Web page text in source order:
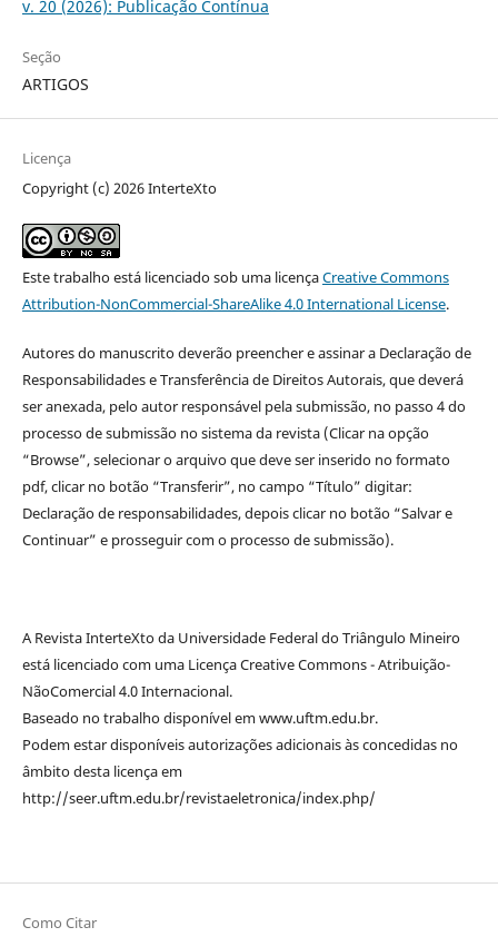
v. 20 (2026): Publicação Contínua
Seção
ARTIGOS
Licença
Copyright (c) 2026 InterteXto
Este trabalho está licenciado sob uma licençaCreative Commons
Attribution-NonCommercial-ShareAlike 4.0 International License.
Autores do manuscrito deverão preencher e assinar a Declaração de
Responsabilidades e Transferência de Direitos Autorais, que deverá
ser anexada, pelo autor responsável pela submissão, no passo 4 do
processo de submissão no sistema da revista (Clicar na opção
“Browse”, selecionar o arquivo que deve ser inserido no formato
pdf, clicar no botão “Transferir”, no campo “Título” digitar:
Declaração de responsabilidades, depois clicar no botão “Salvar e
Continuar” e prosseguir com o processo de submissão).
A Revista InterteXto da Universidade Federal do Triângulo Mineiro
está licenciado com uma Licença Creative Commons - Atribuição-
NãoComercial 4.0 Internacional.
Baseado no trabalho disponível em www.uftm.edu.br.
Podem estar disponíveis autorizações adicionais às concedidas no
âmbito desta licença em
http://seer.uftm.edu.br/revistaeletronica/index.php/
Como Citar